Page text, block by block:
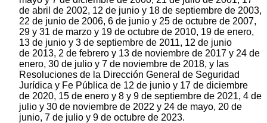
de abril de 2002, 12 de junio y 18 de septiembre de 2003,
22 de junio de 2006, 6 de junio y 25 de octubre de 2007,
29 y 31 de marzo y 19 de octubre de 2010, 19 de enero,
13 de junio y 3 de septiembre de 2011, 12 de junio
de 2013, 2 de febrero y 13 de noviembre de 2017 y 24 de
enero, 30 de julio y 7 de noviembre de 2018, y las
Resoluciones de la Dirección General de Seguridad
Jurídica y Fe Pública de 12 de junio y 17 de diciembre
de 2020, 15 de enero y 8 y 9 de septiembre de 2021, 4 de
julio y 30 de noviembre de 2022 y 24 de mayo, 20 de
junio, 7 de julio y 9 de octubre de 2023.